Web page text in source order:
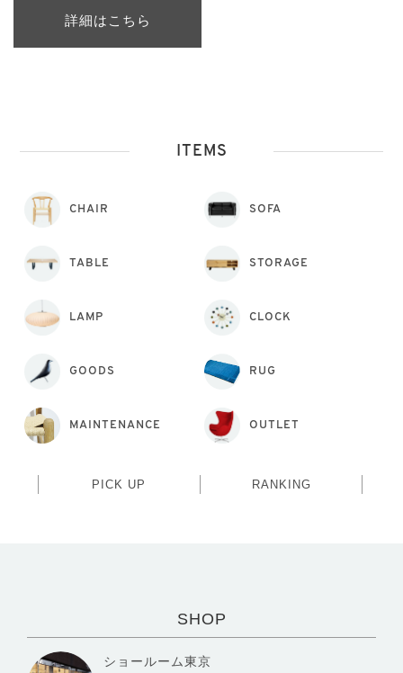
詳細はこちら
ITEMS
CHAIR SOFA
TABLE STORAGE
LAMP CLOCK
GOODS RUG
MAINTENANCE OUTLET
PICK UP RANKING
SHOP
ショールーム東京